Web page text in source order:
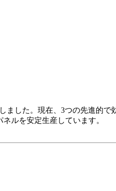
した。現在、3つの先進的で
ルを安定生産しています。